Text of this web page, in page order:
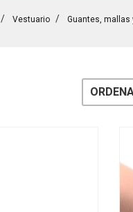
Vestuario Guantes, mallas